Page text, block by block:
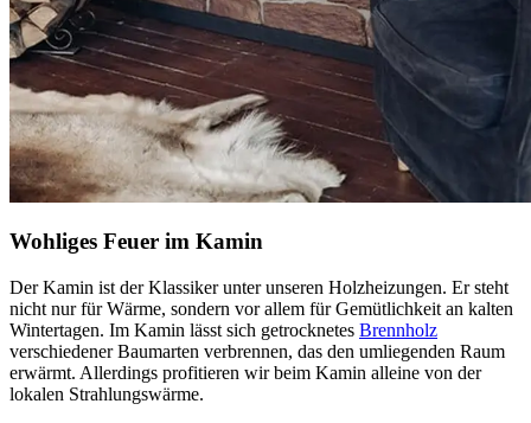
Wohliges Feuer im Kamin
Der Kamin ist der Klassiker unter unseren Holzheizungen. Er steht
nicht nur für Wärme, sondern vor allem für Gemütlichkeit an kalten
Wintertagen. Im Kamin lässt sich getrocknetes Brennholz
verschiedener Baumarten verbrennen, das den umliegenden Raum
erwärmt. Allerdings profitieren wir beim Kamin alleine von der
lokalen Strahlungswärme.